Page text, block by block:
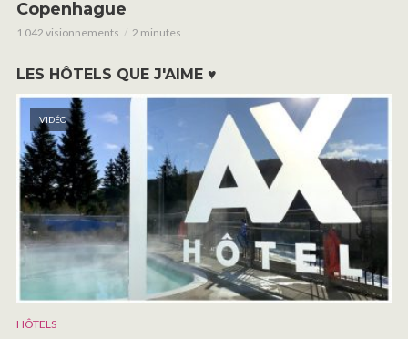
Copenhague
1 042 visionnements 2 minutes
LES HÔTELS QUE J'AIME ♥
VIDÉO
HÔTELS